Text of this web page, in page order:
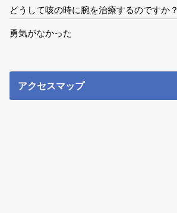
どうして咳の時に腕を治療するのですか？
勇気がなかった
アクセスマップ